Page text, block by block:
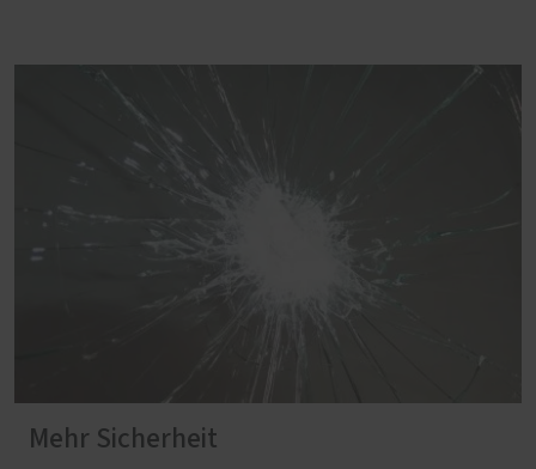
Mehr Sicherheit